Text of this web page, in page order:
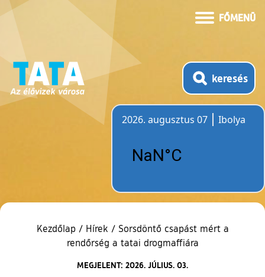
FŐMENÜ
keresés
2026. augusztus 07
Ibolya
Kezdőlap / Hírek / Sorsdöntő csapást mért a
rendőrség a tatai drogmaffiára
MEGJELENT: 2026. JÚLIUS. 03.